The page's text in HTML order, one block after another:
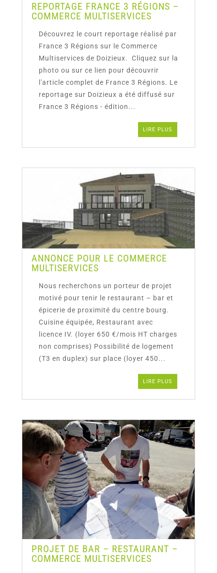
REPORTAGE FRANCE 3 RÉGIONS –
COMMERCE MULTISERVICES
Découvrez le court reportage réalisé par
France 3 Régions sur le Commerce
Multiservices de Doizieux. Cliquez sur la
photo ou sur ce lien pour découvrir
l'article complet de France 3 Régions. Le
reportage sur Doizieux a été diffusé sur
France 3 Régions - édition...
LIRE PLUS
ANNONCE POUR LE COMMERCE
MULTISERVICES
Nous recherchons un porteur de projet
motivé pour tenir le restaurant – bar et
épicerie de proximité du centre bourg.
Cuisine équipée, Restaurant avec
licence IV. (loyer 650 €/mois HT charges
non comprises) Possibilité de logement
(T3 en duplex) sur place (loyer 450...
LIRE PLUS
PROJET DE BAR – RESTAURANT –
COMMERCE MULTISERVICES